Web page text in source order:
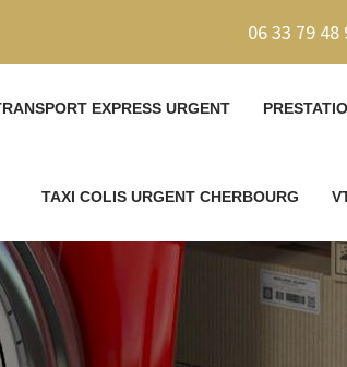
06 33 79 48
EXPRESS URGENT
TAXI COLIS URGENT CHERBOURG